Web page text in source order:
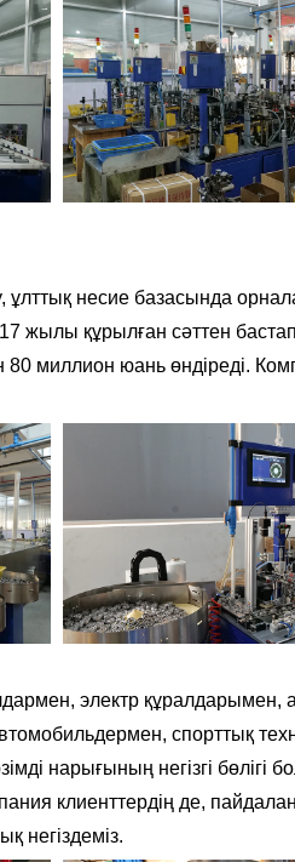
несие базасында
жылы құрылған сәттен
80 миллион юань өндіреді.
электр
спорттық
нарығының негізгі бөлігі
клиенттердің де,
негіздеміз.